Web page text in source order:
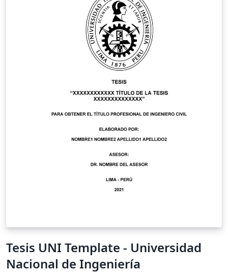
Tesis UNI Template - Universidad
Nacional de Ingeniería